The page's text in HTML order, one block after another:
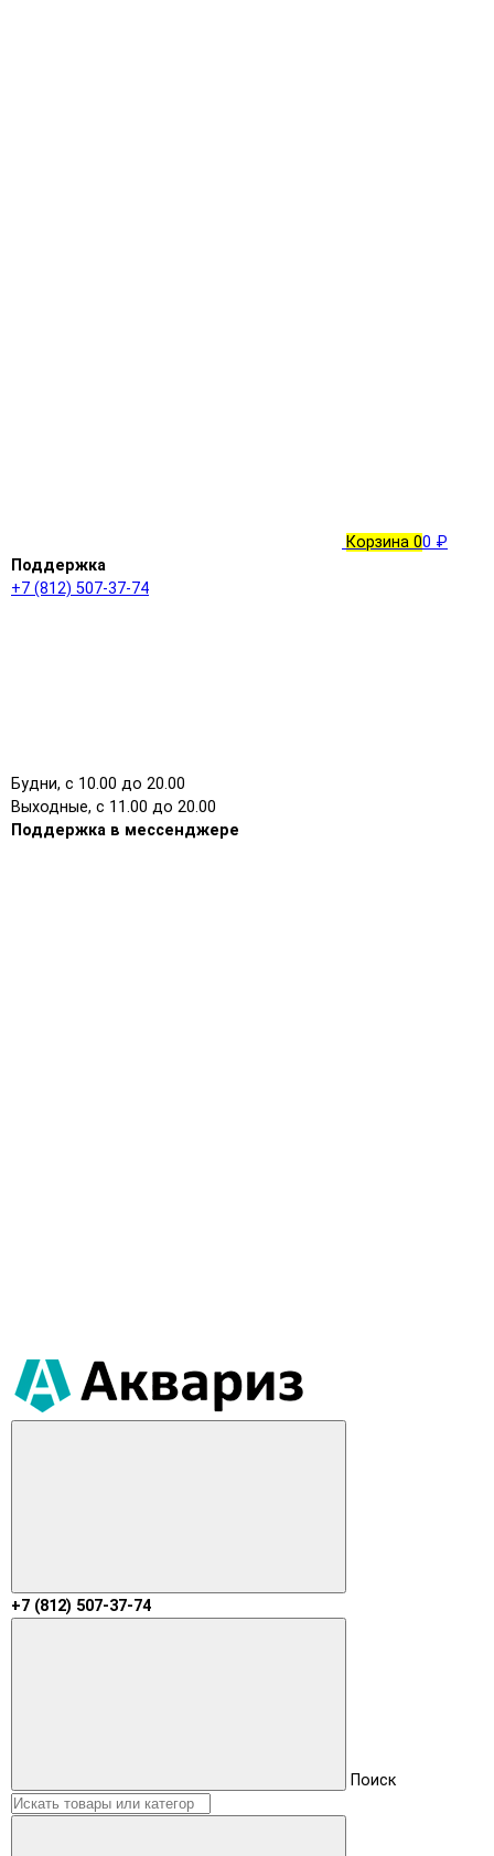
Корзина 00 ₽
Поддержка
+7 (812) 507-37-74
Будни, с 10.00 до 20.00
Выходные, с 11.00 до 20.00
Поддержка в мессенджере
+7 (812) 507-37-74
Поиск